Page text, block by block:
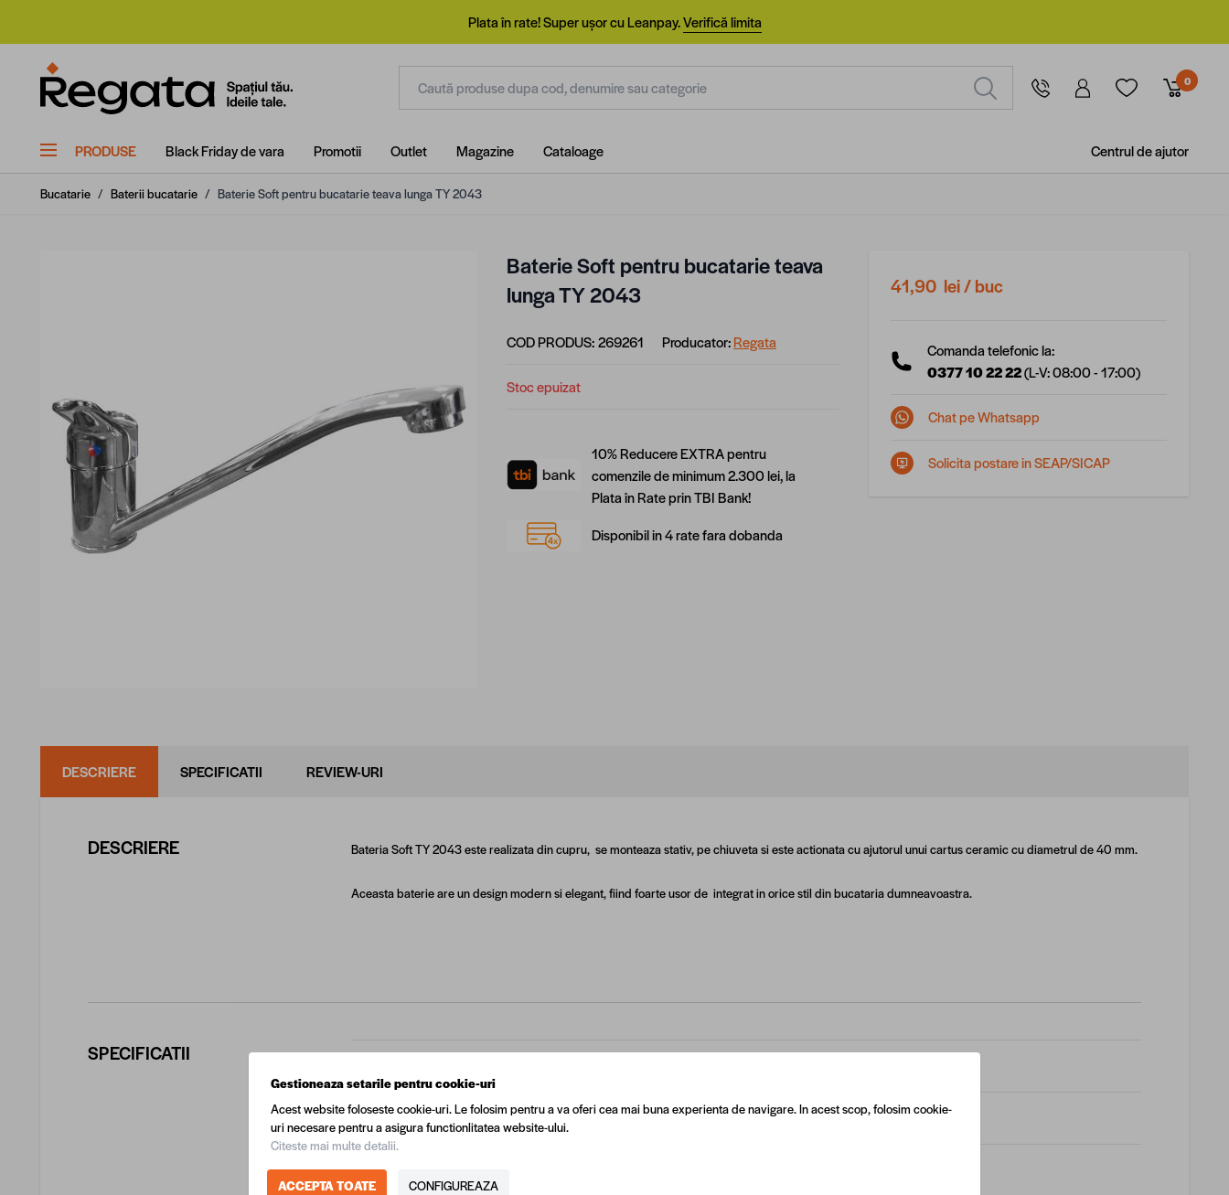
Plata în rate! Super ușor cu Leanpay.Verifică limita
0
PRODUSE Black Friday de vara Promotii Outlet Magazine Cataloage Centrul de ajutor
Bucatarie / Baterii bucatarie / Baterie Soft pentru bucatarie teava lunga TY 2043
Baterie Soft pentru bucatarie teava
lunga TY 2043
COD PRODUS:269261 Producator:Regata
Stoc epuizat
10% Reducere EXTRA pentru
comenzile de minimum 2.300 lei, la
Plata în Rate prin TBI Bank!
Disponibil in 4 rate fara dobanda
41,90 lei/ buc
Comanda telefonic la:
0377 10 22 22(L-V: 08:00 - 17:00)
Chat pe Whatsapp
Solicita postare in SEAP/SICAP
DESCRIERE SPECIFICATII REVIEW-URI
DESCRIERE BateriaSoft TY 2043 este realizata din cupru, se monteaza stativ, pe chiuveta si este actionata cu ajutorul unui cartus ceramic cu diametrul de 40 mm.
Aceasta baterie are un design modern si elegant, fiind foarte usor de integrat in orice stil din bucataria dumneavoastra.
SPECIFICATII
Producator Regata
Culoare
Gestioneaza setarile pentru cookie-uri
Acest website foloseste cookie-uri. Le folosim pentru a va oferi cea mai buna experienta de navigare. In acest scop, folosim cookie-
uri necesare pentru a asigura functionlitatea website-ului.
Citeste mai multe detalii.
ACCEPTA TOATE CONFIGUREAZA